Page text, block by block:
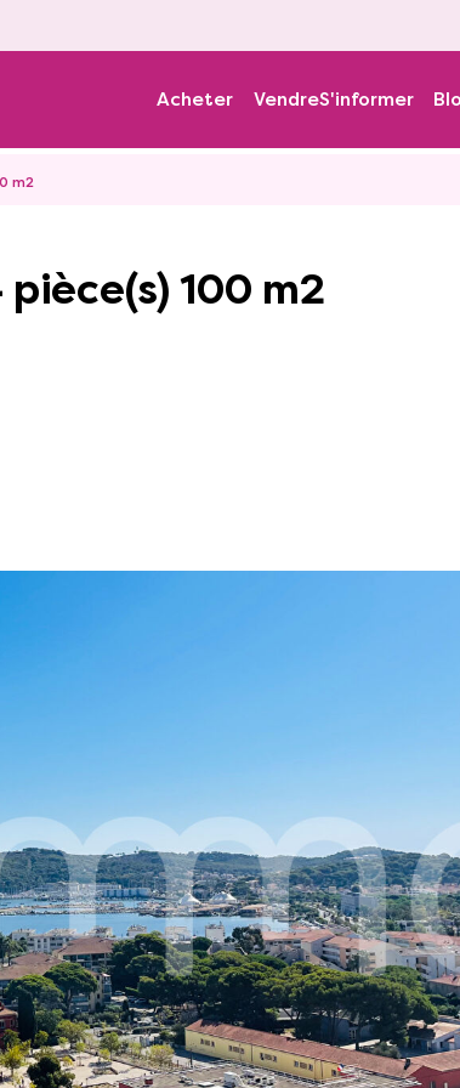
Acheter VendreS'informer
m2
100 m2